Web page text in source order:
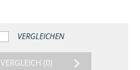
VERGLEICHEN
(0)